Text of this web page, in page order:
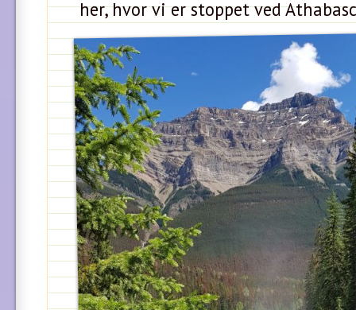
her, hvor vi er stoppet ved